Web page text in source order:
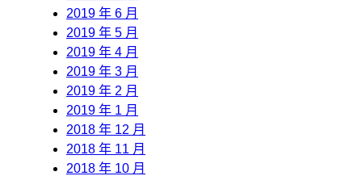
2019 年 6 月
2019 年 5 月
2019 年 4 月
2019 年 3 月
2019 年 2 月
2019 年 1 月
2018 年 12 月
2018 年 11 月
2018 年 10 月